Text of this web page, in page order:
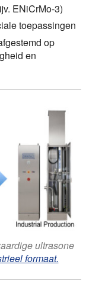
ENiCrMo-3)
toepassingen
op
en
ultrasone
formaat.